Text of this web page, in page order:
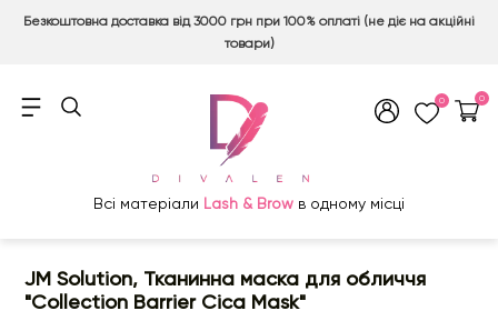
Безкоштовна доставка від 3000 грн при 100% оплаті (не діє на акційні
товари)
0 0
Всі матеріали Lash & Brow в одному місці
JM Solution, Тканинна маска для обличчя
"Collection Barrier Cica Mask"